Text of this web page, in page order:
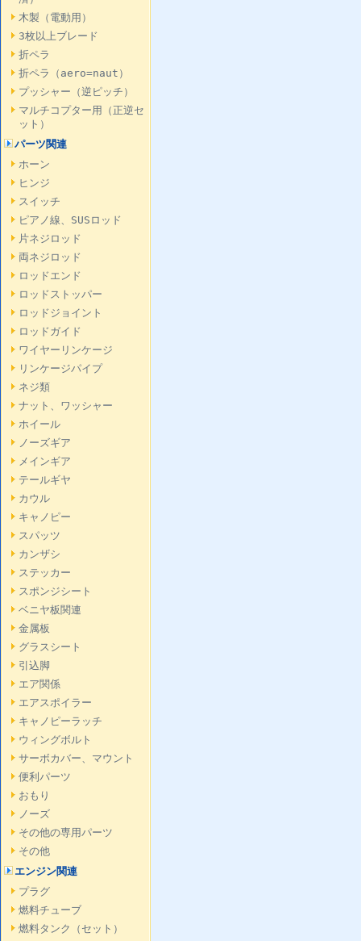
木製（電動用）
3枚以上ブレード
折ペラ
折ペラ（aero=naut）
プッシャー（逆ピッチ）
マルチコプター用（正逆セ
ット）
パーツ関連
ホーン
ヒンジ
スイッチ
ピアノ線、SUSロッド
片ネジロッド
両ネジロッド
ロッドエンド
ロッドストッパー
ロッドジョイント
ロッドガイド
ワイヤーリンケージ
リンケージパイプ
ネジ類
ナット、ワッシャー
ホイール
ノーズギア
メインギア
テールギヤ
カウル
キャノピー
スパッツ
カンザシ
ステッカー
スポンジシート
ベニヤ板関連
金属板
グラスシート
引込脚
エア関係
エアスポイラー
キャノピーラッチ
ウィングボルト
サーボカバー、マウント
便利パーツ
おもり
ノーズ
その他の専用パーツ
その他
エンジン関連
プラグ
燃料チューブ
燃料タンク（セット）